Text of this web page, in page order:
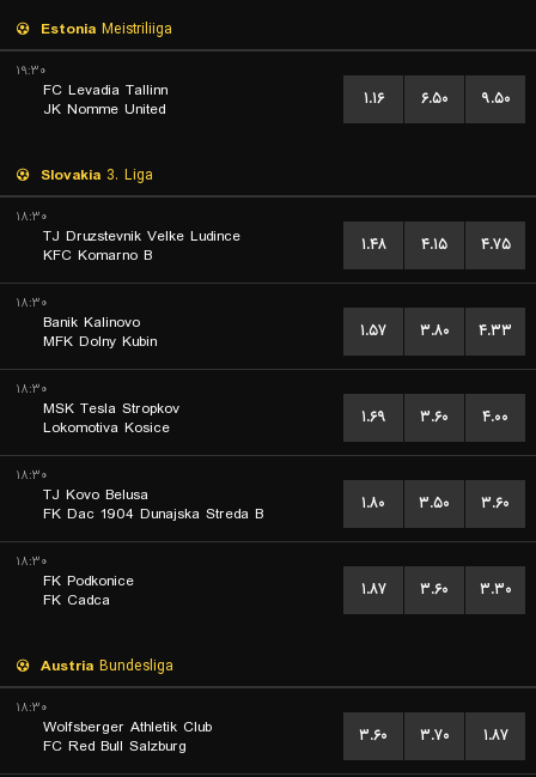
Estonia Meistriliiga
۱۹:۳۰
FC Levadia Tallinn
JK Nomme United
۱.۱۶ ۶.۵۰ ۹.۵۰
Slovakia 3. Liga
۱۸:۳۰
TJ Druzstevnik Velke Ludince
KFC Komarno B
۱.۴۸ ۴.۱۵ ۴.۷۵
۱۸:۳۰
Banik Kalinovo
MFK Dolny Kubin
۱.۵۷ ۳.۸۰ ۴.۳۳
۱۸:۳۰
MSK Tesla Stropkov
Lokomotiva Kosice
۱.۶۹ ۳.۶۰ ۴.۰۰
۱۸:۳۰
TJ Kovo Belusa
FK Dac 1904 Dunajska Streda B
۱.۸۰ ۳.۵۰ ۳.۶۰
۱۸:۳۰
FK Podkonice
FK Cadca
۱.۸۷ ۳.۶۰ ۳.۳۰
Austria Bundesliga
۱۸:۳۰
Wolfsberger Athletik Club
FC Red Bull Salzburg
۳.۶۰ ۳.۷۰ ۱.۸۷